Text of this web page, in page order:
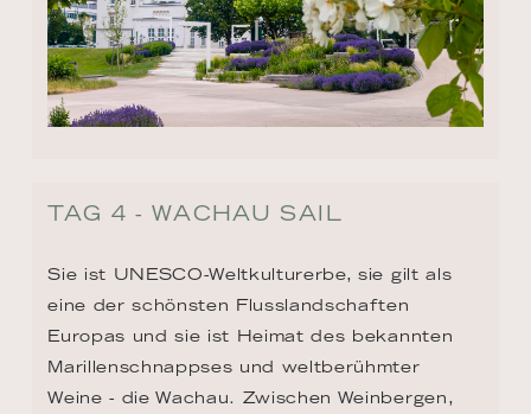
TAG 4 - WACHAU SAIL
Sie ist UNESCO-Weltkulturerbe, sie gilt als
eine der schönsten Flusslandschaften
Europas und sie ist Heimat des bekannten
Marillenschnappses und weltberühmter
Weine - die Wachau. Zwischen Weinbergen,